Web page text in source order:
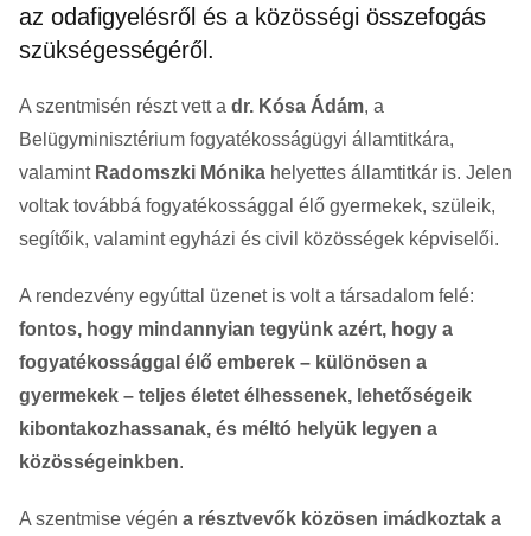
az odafigyelésről és a közösségi összefogás
szükségességéről.
A szentmisén részt vett a dr. Kósa Ádám, a
Belügyminisztérium fogyatékosságügyi államtitkára,
valamint Radomszki Mónika helyettes államtitkár is. Jelen
voltak továbbá fogyatékossággal élő gyermekek, szüleik,
segítőik, valamint egyházi és civil közösségek képviselői.
A rendezvény egyúttal üzenet is volt a társadalom felé:
fontos, hogy mindannyian tegyünk azért, hogy a
fogyatékossággal élő emberek – különösen a
gyermekek – teljes életet élhessenek, lehetőségeik
kibontakozhassanak, és méltó helyük legyen a
közösségeinkben.
A szentmise végén a résztvevők közösen imádkoztak a